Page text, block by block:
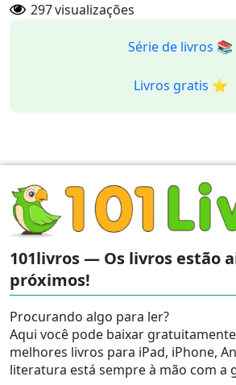
297visualizações
Série de livros 📚
Livros gratis ⭐️
101livros — Os livros estão
próximos!
Procurando algo para ler?
Aqui você pode baixar
melhores livros para iPad, iPhone,
literatura está sempre à mão com a